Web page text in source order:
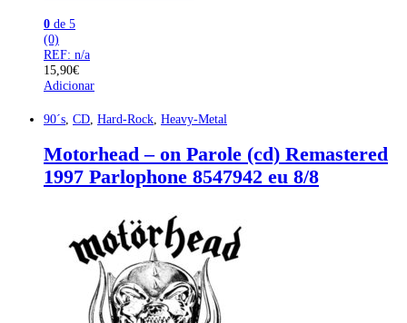
0 de 5
(0)
REF: n/a
15,90€
Adicionar
90´s CD Hard-Rock Heavy-Metal
Motorhead – on Parole (cd) Remastered
1997 Parlophone 8547942 eu 8/8